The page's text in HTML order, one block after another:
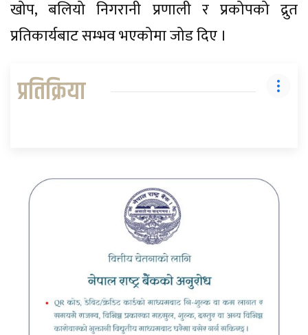
खोप, बलियो निगरानी प्रणाली र प्रकोपको द्रुत
प्रतिकार्यबाट सम्भव भएकोमा जोड दिए ।
प्रतिक्रिया